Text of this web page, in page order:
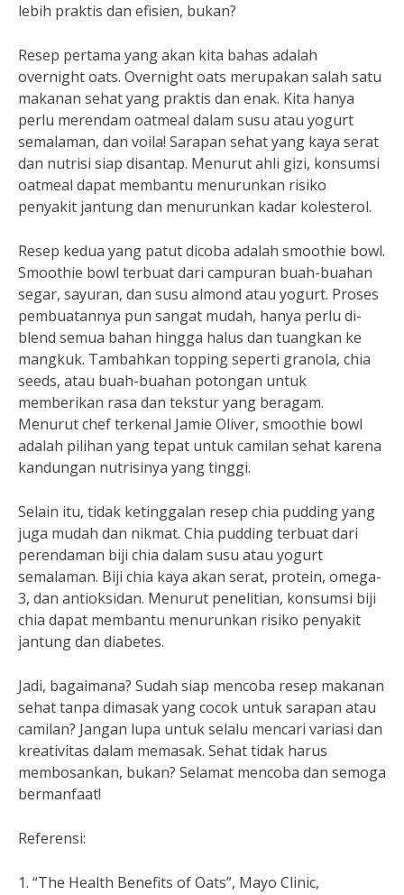
lebih praktis dan efisien, bukan?
Resep pertama yang akan kita bahas adalah
overnight oats. Overnight oats merupakan salah satu
makanan sehat yang praktis dan enak. Kita hanya
perlu merendam oatmeal dalam susu atau yogurt
semalaman, dan voila! Sarapan sehat yang kaya serat
dan nutrisi siap disantap. Menurut ahli gizi, konsumsi
oatmeal dapat membantu menurunkan risiko
penyakit jantung dan menurunkan kadar kolesterol.
Resep kedua yang patut dicoba adalah smoothie bowl.
Smoothie bowl terbuat dari campuran buah-buahan
segar, sayuran, dan susu almond atau yogurt. Proses
pembuatannya pun sangat mudah, hanya perlu di-
blend semua bahan hingga halus dan tuangkan ke
mangkuk. Tambahkan topping seperti granola, chia
seeds, atau buah-buahan potongan untuk
memberikan rasa dan tekstur yang beragam.
Menurut chef terkenal Jamie Oliver, smoothie bowl
adalah pilihan yang tepat untuk camilan sehat karena
kandungan nutrisinya yang tinggi.
Selain itu, tidak ketinggalan resep chia pudding yang
juga mudah dan nikmat. Chia pudding terbuat dari
perendaman biji chia dalam susu atau yogurt
semalaman. Biji chia kaya akan serat, protein, omega-
3, dan antioksidan. Menurut penelitian, konsumsi biji
chia dapat membantu menurunkan risiko penyakit
jantung dan diabetes.
Jadi, bagaimana? Sudah siap mencoba resep makanan
sehat tanpa dimasak yang cocok untuk sarapan atau
camilan? Jangan lupa untuk selalu mencari variasi dan
kreativitas dalam memasak. Sehat tidak harus
membosankan, bukan? Selamat mencoba dan semoga
bermanfaat!
Referensi:
1. “The Health Benefits of Oats”, Mayo Clinic,